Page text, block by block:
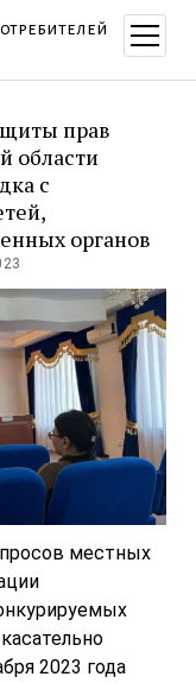
меню
прав
области
с
органов
местных
2023 года